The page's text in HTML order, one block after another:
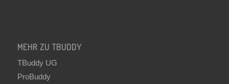
MEHR ZU TBUDDY
TBuddy UG
ProBuddy